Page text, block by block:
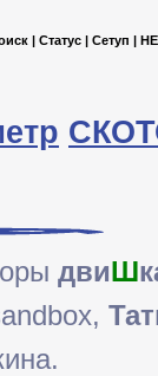
| Статус | Сетуп |
двиШ